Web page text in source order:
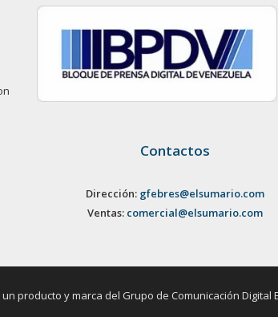
Contactos
Dirección: gfebres@elsumario.com
Ventas: comercial@elsumario.com
producto y marca del Grupo de Comunicación Digital